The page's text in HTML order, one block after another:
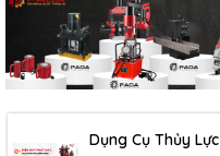
Dụng Cụ Thủy Lực